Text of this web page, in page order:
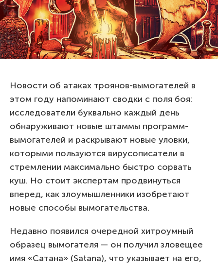
Новости об атаках троянов-вымогателей в
этом году напоминают сводки с поля боя:
исследователи буквально каждый день
обнаруживают новые штаммы программ-
вымогателей и раскрывают новые уловки,
которыми пользуются вирусописатели в
стремлении максимально быстро сорвать
куш. Но стоит экспертам продвинуться
вперед, как злоумышленники изобретают
новые способы вымогательства.
Недавно появился очередной хитроумный
образец вымогателя — он получил зловещее
имя «Сатана» (Satana), что указывает на его,